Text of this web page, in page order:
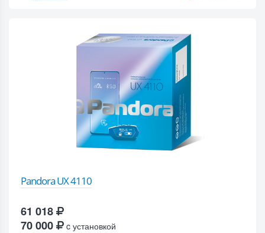
Pandora UX 4110
61 018
70 000
c установкой